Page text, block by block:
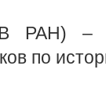
РАН) –
по